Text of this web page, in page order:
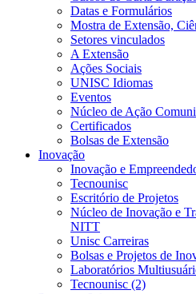
Datas e Formulários
Mostra de Extensão,
Setores vinculados
A Extensão
Ações Sociais
UNISC Idiomas
Eventos
Núcleo de Ação
Certificados
Bolsas de Extensão
Inovação
Inovação e
Tecnounisc
Escritório de Projetos
Núcleo de Inovação e
NITT
Unisc Carreiras
Bolsas e Projetos de
Laboratórios
Tecnounisc (2)